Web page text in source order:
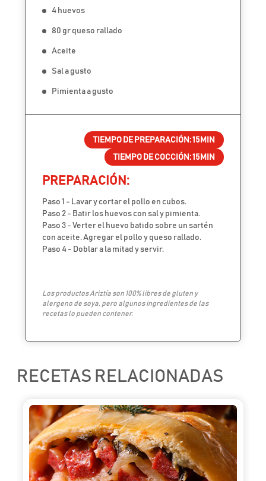
4 huevos
80 gr queso rallado
Aceite
Sal a gusto
Pimienta a gusto
TIEMPO DE PREPARACIÓN:15MIN
TIEMPO DE COCCIÓN:15MIN
PREPARACIÓN:
Paso 1 - Lavar y cortar el pollo en cubos.
Paso 2 - Batir los huevos con sal y pimienta.
Paso 3 - Verter el huevo batido sobre un sartén
con aceite. Agregar el pollo y queso rallado.
Paso 4 - Doblar a la mitad y servir.
Los productos Ariztía son 100% libres de gluten y
alergeno de soya, pero algunos ingredientes de las
recetas lo pueden contener.
RECETAS RELACIONADAS